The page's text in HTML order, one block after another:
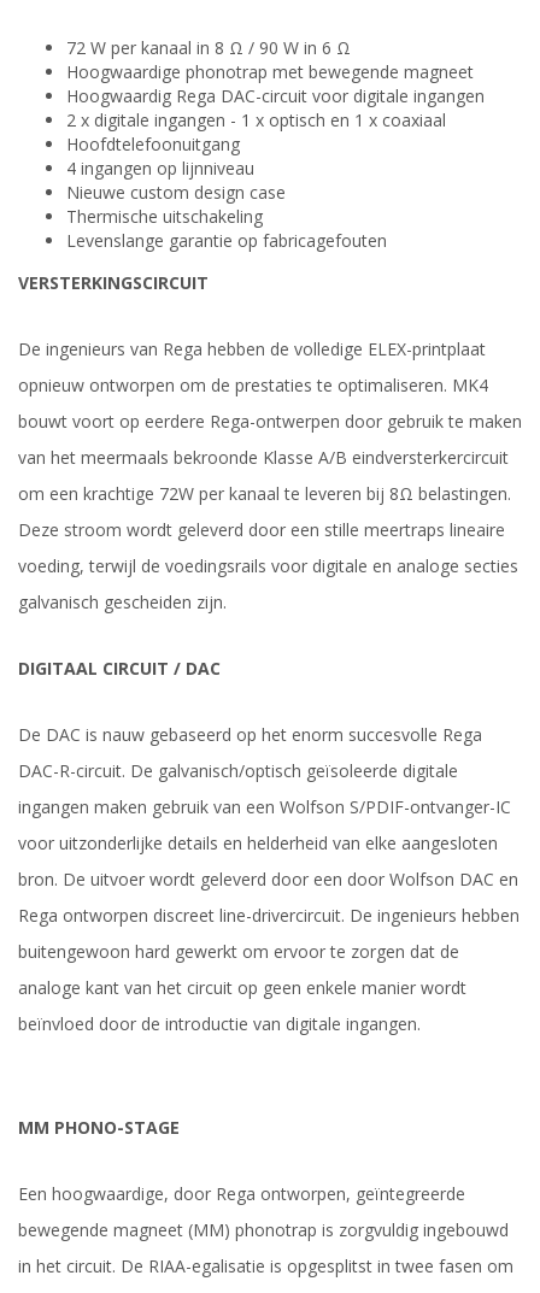
72 W per kanaal in 8 Ω / 90 W in 6 Ω
Hoogwaardige phonotrap met bewegende magneet
Hoogwaardig Rega DAC-circuit voor digitale ingangen
2 x digitale ingangen - 1 x optisch en 1 x coaxiaal
Hoofdtelefoonuitgang
4 ingangen op lijnniveau
Nieuwe custom design case
Thermische uitschakeling
Levenslange garantie op fabricagefouten
VERSTERKINGSCIRCUIT
De ingenieurs van Rega hebben de volledige ELEX-printplaat
opnieuw ontworpen om de prestaties te optimaliseren. MK4
bouwt voort op eerdere Rega-ontwerpen door gebruik te maken
van het meermaals bekroonde Klasse A/B eindversterkercircuit
om een krachtige 72W per kanaal te leveren bij 8Ω belastingen.
Deze stroom wordt geleverd door een stille meertraps lineaire
voeding, terwijl de voedingsrails voor digitale en analoge secties
galvanisch gescheiden zijn.
DIGITAAL CIRCUIT / DAC
De DAC is nauw gebaseerd op het enorm succesvolle Rega
DAC-R-circuit. De galvanisch/optisch geïsoleerde digitale
ingangen maken gebruik van een Wolfson S/PDIF-ontvanger-IC
voor uitzonderlijke details en helderheid van elke aangesloten
bron. De uitvoer wordt geleverd door een door Wolfson DAC en
Rega ontworpen discreet line-drivercircuit. De ingenieurs hebben
buitengewoon hard gewerkt om ervoor te zorgen dat de
analoge kant van het circuit op geen enkele manier wordt
beïnvloed door de introductie van digitale ingangen.
MM PHONO-STAGE
Een hoogwaardige, door Rega ontworpen, geïntegreerde
bewegende magneet (MM) phonotrap is zorgvuldig ingebouwd
in het circuit. De RIAA-egalisatie is opgesplitst in twee fasen om